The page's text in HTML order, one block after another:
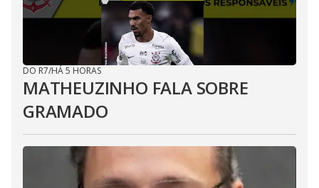
DO R7/HÁ 5 HORAS
MATHEUZINHO FALA SOBRE
GRAMADO